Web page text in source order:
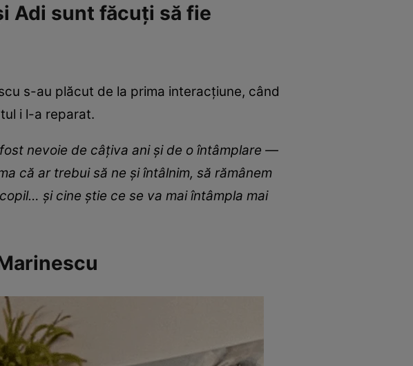
Adi sunt făcuți să fie
s-au plăcut de la prima interacțiune, când
i l-a reparat.
nevoie de câțiva ani și de o întâmplare —
că ar trebui să ne și întâlnim, să rămânem
și cine știe ce se va mai întâmpla mai